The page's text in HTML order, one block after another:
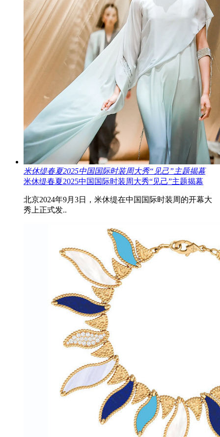
米休缇春夏2025中国国际时装周大秀“见己”主题揭幕
米休缇春夏2025中国国际时装周大秀“见己”主题揭幕
北京2024年9月3日，米休缇在中国国际时装周的开幕大
秀上正式发..